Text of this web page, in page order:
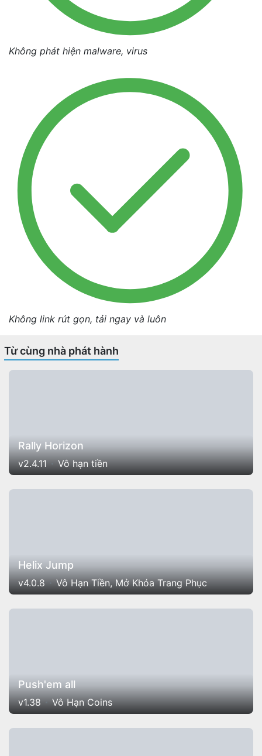
Không phát hiện malware, virus
Không link rút gọn, tải ngay và luôn
Từ cùng nhà phát hành
Rally Horizon
v2.4.11 Vô hạn tiền
Helix Jump
v4.0.8 Vô Hạn Tiền, Mở Khóa Trang Phục
Push'em all
v1.38 Vô Hạn Coins